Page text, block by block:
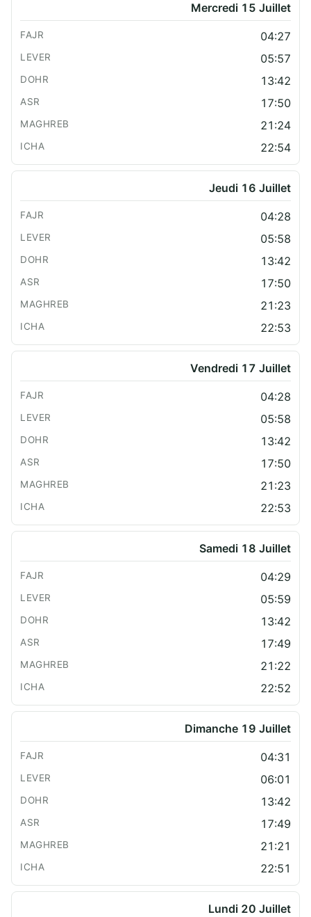
Mercredi 15 Juillet
04:27
05:57
13:42
17:50
21:24
22:54
Jeudi 16 Juillet
04:28
05:58
13:42
17:50
21:23
22:53
Vendredi 17 Juillet
04:28
05:58
13:42
17:50
21:23
22:53
Samedi 18 Juillet
04:29
05:59
13:42
17:49
21:22
22:52
Dimanche 19 Juillet
04:31
06:01
13:42
17:49
21:21
22:51
Lundi 20 Juillet